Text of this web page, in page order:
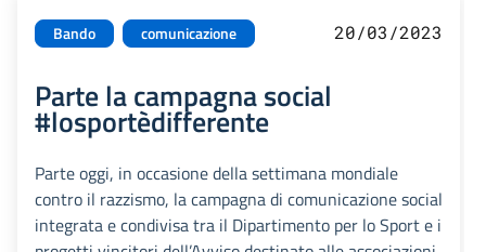
Bando comunicazione 20/03/2023
Parte la campagna social
#losportèdifferente
Parte oggi, in occasione della settimana mondiale
contro il razzismo, la campagna di comunicazione social
integrata e condivisa tra il Dipartimento per lo Sport e i